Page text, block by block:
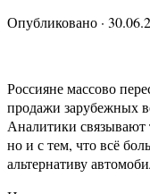
Опубликовано ·
Россияне массово
продажи зарубежных
Аналитики связывают
но и с тем, что всё
альтернативу